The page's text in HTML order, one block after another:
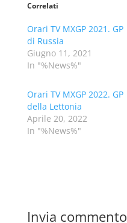
Correlati
Orari TV MXGP 2021. GP
di Russia
Giugno 11, 2021
In "%News%"
Orari TV MXGP 2022. GP
della Lettonia
Aprile 20, 2022
In "%News%"
Invia commento